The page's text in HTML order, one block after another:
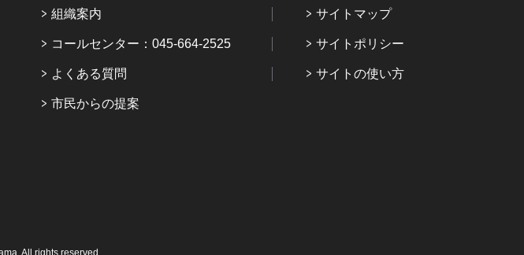
組織案内
コールセンター：045-664-2525
よくある質問
市民からの提案
サイトマップ
サイトポリシー
サイトの使い方
All rights reserved.